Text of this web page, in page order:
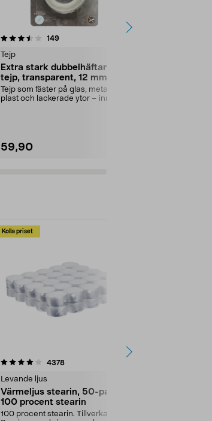
149recensioner
Tejp
Extra stark dubbelhäftande
tejp, transparent, 12 mm x
2,5 m
Tejp som fäster på glas, metall,
plast och lackerade ytor – inne
59,90
4.0 av 5 stjärnor
Kolla priset
4378recensioner
Levande ljus
Värmeljus stearin, 50-pack,
100 procent stearin
100 procent stearin. Tillverkade i
4.5av 5 stjärnor